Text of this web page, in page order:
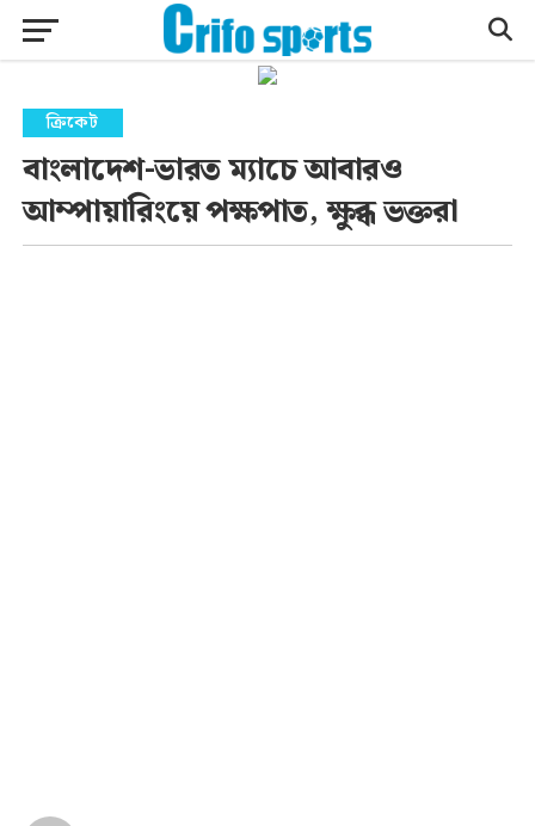
ক্রিকেট
বাংলাদেশ-ভারত ম্যাচে আবারও
আম্পায়ারিংয়ে পক্ষপাত, ক্ষুব্ধ ভক্তরা